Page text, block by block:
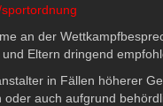
an der
Eltern dringend
in Fällen höherer
oder auch aufgrund